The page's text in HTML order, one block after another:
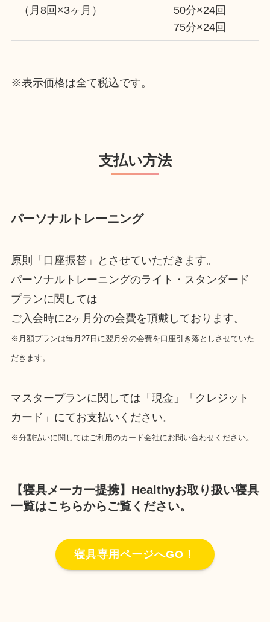
（月8回×3ヶ月）
50分×24回
75分×24回
※表示価格は全て税込です。
支払い方法
パーソナルトレーニング
原則「口座振替」とさせていただきます。
パーソナルトレーニングのライト・スタンダード
プランに関しては
ご入会時に2ヶ月分の会費を頂戴しております。
※月額プランは毎月27日に翌月分の会費を口座引き落としさせていた
だきます。
マスタープランに関しては「現金」「クレジット
カード」にてお支払いください。
※分割払いに関してはご利用のカード会社にお問い合わせください。
【寝具メーカー提携】Healthyお取り扱い寝具
一覧はこちらからご覧ください。
寝具専用ページへGO！